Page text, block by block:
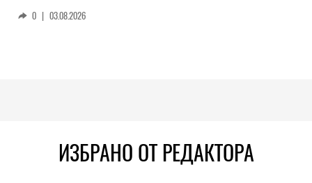
0 | 03.08.2026
ИЗБРАНО ОТ РЕДАКТОРА